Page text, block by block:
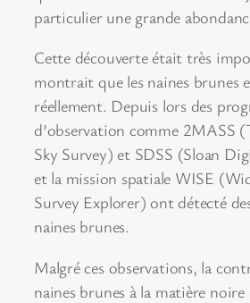
particulier une grande
Cette découverte était très
montrait que les naines brunes
réellement. Depuis lors des
d’observation comme 2MASS
Sky Survey) et SDSS (Sloan
et la mission spatiale WISE
Survey Explorer) ont détecté
naines brunes.
Malgré ces observations, la
naines brunes à la matière noire